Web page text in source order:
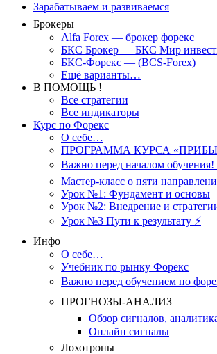
Зарабатываем и развиваемся
Брокеры
Alfa Forex — брокер форекс
БКС Брокер — БКС Мир
БКС-Форекс — (BCS-Forex)
Ещё варианты…
В ПОМОЩЬ !
Все стратегии
Все индикаторы
Курс по Форекс
О себе…
ПРОГРАММА КУРСА
Важно перед началом обучения!
Мастер-класс о пяти
Урок №1: Фундамент и основы
Урок №2: Внедрение и
Урок №3 Пути к результату ⚡️
Инфо
О себе…
Учебник по рынку Форекс
Важно перед обучением по
ПРОГНОЗЫ-АНАЛИЗ
Обзор сигналов,
Онлайн сигналы
Лохотроны